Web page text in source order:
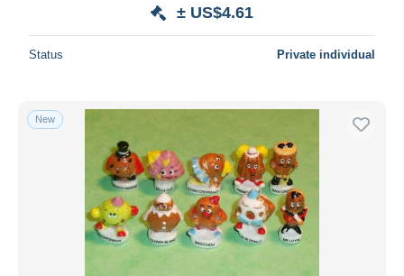
± US$4.61
Status Private individual
New